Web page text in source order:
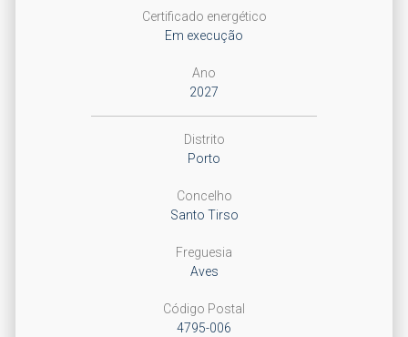
Certificado energético
Em execução
Ano
2027
Distrito
Porto
Concelho
Santo Tirso
Freguesia
Aves
Código Postal
4795-006